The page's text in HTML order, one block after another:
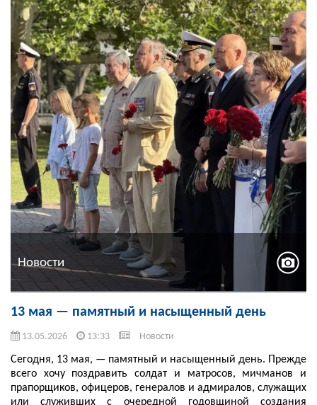
Новости
13 мая — памятный и насыщенный день
13.05.2026 13:33 Новости
Сегодня, 13 мая, — памятный и насыщенный день. Прежде
всего хочу поздравить солдат и матросов, мичманов и
прапорщиков, офицеров, генералов и адмиралов, служащих
или служивших с очередной годовщиной создания